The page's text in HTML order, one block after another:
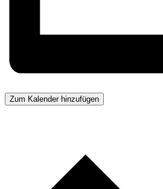
Zum Kalender hinzufügen